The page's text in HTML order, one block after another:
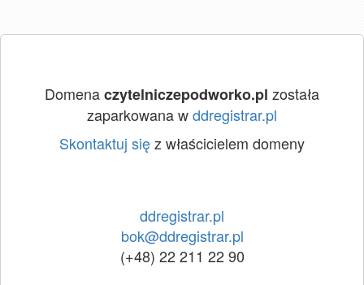
Domenaczytelniczepodworko.pl została
zaparkowana wddregistrar.pl
Skontaktuj sięz właścicielem domeny
ddregistrar.pl
bok@ddregistrar.pl
(+48) 22 211 22 90